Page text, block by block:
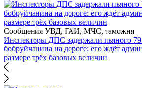
Сообщения УВД, ГАИ, МЧС, таможня
Инспекторы ДПС задержали пьяного
бобруйчанина на дороге: его ждёт
размере трёх базовых величин